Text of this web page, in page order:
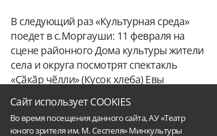
В следующий раз «Культурная среда»
поедет в с.Моргауши: 11 февраля на
сцене районного Дома культуры жители
села и округа посмотрят спектакль
«Ҫӑкӑр чӗлли» (Кусок хлеба) Евы
Сайт использует COOKIES
Во время посещения данного сайта, АУ «Театр
юного зрителя им. М. Сеспеля» Минкультуры